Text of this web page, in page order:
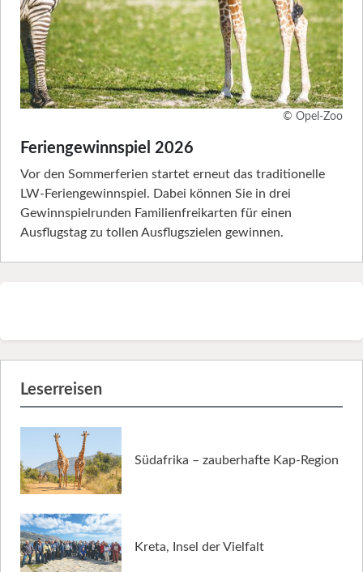
© Opel-Zoo
Feriengewinnspiel 2026
Vor den Sommerferien startet erneut das traditionelle
LW-Feriengewinnspiel. Dabei können Sie in drei
Gewinnspielrunden Familienfreikarten für einen
Ausflugstag zu tollen Ausflugszielen gewinnen.
Leserreisen
Südafrika – zauberhafte Kap-Region
Kreta, Insel der Vielfalt